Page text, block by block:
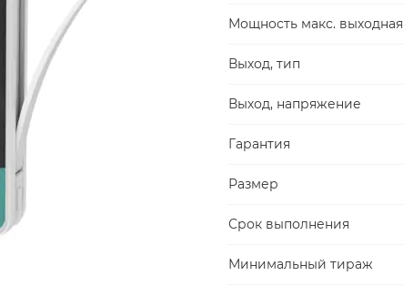
Мощность макс. выходная
Выход, тип
Выход, напряжение
Гарантия
Размер
Срок выполнения
Минимальный тираж